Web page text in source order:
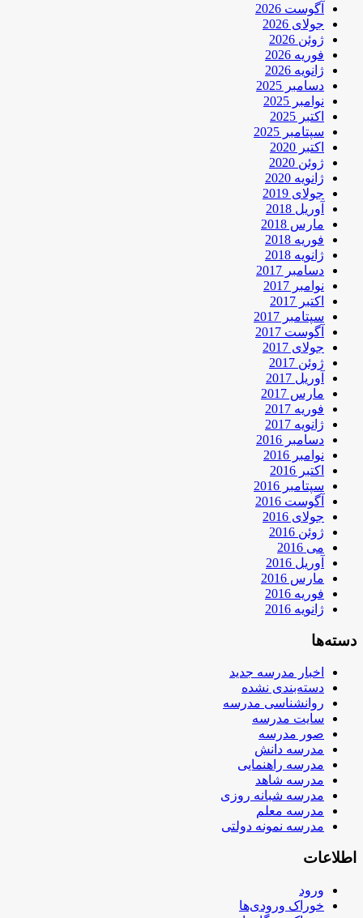
آگوست 2026
جولای 2026
ژوئن 2026
فوریه 2026
ژانویه 2026
دسامبر 2025
نوامبر 2025
اکتبر 2025
سپتامبر 2025
اکتبر 2020
ژوئن 2020
ژانویه 2020
جولای 2019
آوریل 2018
مارس 2018
فوریه 2018
ژانویه 2018
دسامبر 2017
نوامبر 2017
اکتبر 2017
سپتامبر 2017
آگوست 2017
جولای 2017
ژوئن 2017
آوریل 2017
مارس 2017
فوریه 2017
ژانویه 2017
دسامبر 2016
نوامبر 2016
اکتبر 2016
سپتامبر 2016
آگوست 2016
جولای 2016
ژوئن 2016
می 2016
آوریل 2016
مارس 2016
فوریه 2016
ژانویه 2016
دسته‌ها
اخبار مدرسه جدید
دسته‌بندی نشده
روانشناسی مدرسه
سایت مدرسه
صور مدرسه
مدرسه دانش
مدرسه راهنمایی
مدرسه شاهد
مدرسه شبانه روزی
مدرسه معلم
مدرسه نمونه دولتی
اطلاعات
ورود
خوراک ورودی‌ها